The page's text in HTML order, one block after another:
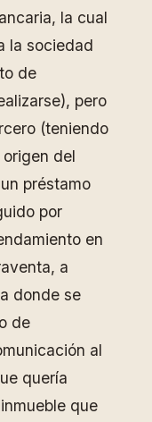
la cual
la sociedad
de
pero
(teniendo
del
préstamo
por
en
a
donde se
de
al
quería
que